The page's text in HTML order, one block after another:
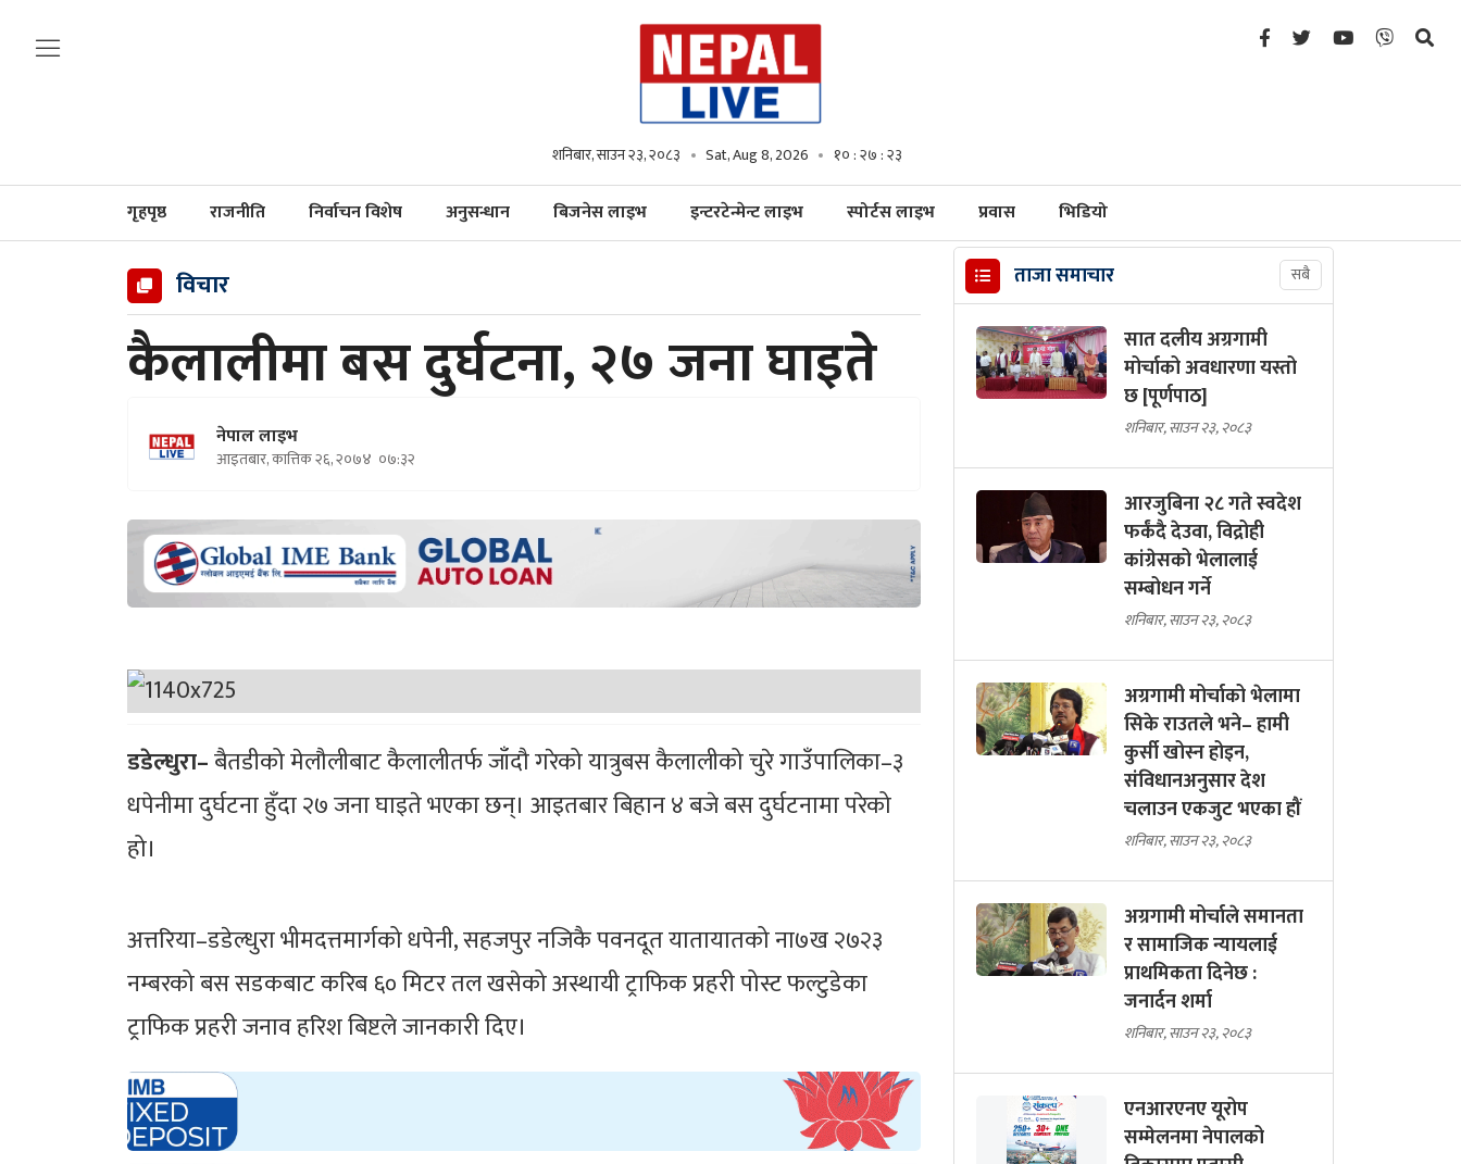
शनिबार, साउन २३, २०८३ Sat, Aug 8, 2026 १० : २७ : २४
गृहपृष्ठ राजनीति निर्वाचन विशेष अनुसन्धान बिजनेस लाइभ इन्टरटेन्मेन्ट लाइभ स्पोर्टस लाइभ प्रवास भिडियो
विचार
कैलालीमा बस दुर्घटना, २७ जना घाइते
नेपाल लाइभ
आइतबार, कात्तिक २६, २०७४ ०७:३२
डडेल्धुरा–बैतडीको मेलौलीबाट कैलालीतर्फ जाँदौ गरेको यात्रुबस कैलालीको चुरे गाउँपालिका–३
धपेनीमा दुर्घटना हुँदा २७ जना घाइते भएका छन्। आइतबार बिहान ४ बजे बस दुर्घटनामा परेको
हो।
अत्तरिया–डडेल्धुरा भीमदत्तमार्गको धपेनी, सहजपुर नजिकै पवनदूत यातायातको ना७ख २७२३
नम्बरको बस सडकबाट करिब ६० मिटर तल खसेको अस्थायी ट्राफिक प्रहरी पोस्ट फल्टुडेका
ट्राफिक प्रहरी जनाव हरिश बिष्टले जानकारी दिए।
ताजा समाचार सबै
सात दलीय अग्रगामी
मोर्चाको अवधारणा यस्तो
छ [पूर्णपाठ]
शनिबार, साउन २३, २०८३
आरजुबिना २८ गते स्वदेश
फर्कंदै देउवा, विद्रोही
कांग्रेसको भेलालाई
सम्बोधन गर्ने
शनिबार, साउन २३, २०८३
अग्रगामी मोर्चाको भेलामा
सिके राउतले भने– हामी
कुर्सी खोस्न होइन,
संविधानअनुसार देश
चलाउन एकजुट भएका हौं
शनिबार, साउन २३, २०८३
अग्रगामी मोर्चाले समानता
र सामाजिक न्यायलाई
प्राथमिकता दिनेछ :
जनार्दन शर्मा
शनिबार, साउन २३, २०८३
एनआरएनए यूरोप
सम्मेलनमा नेपालको